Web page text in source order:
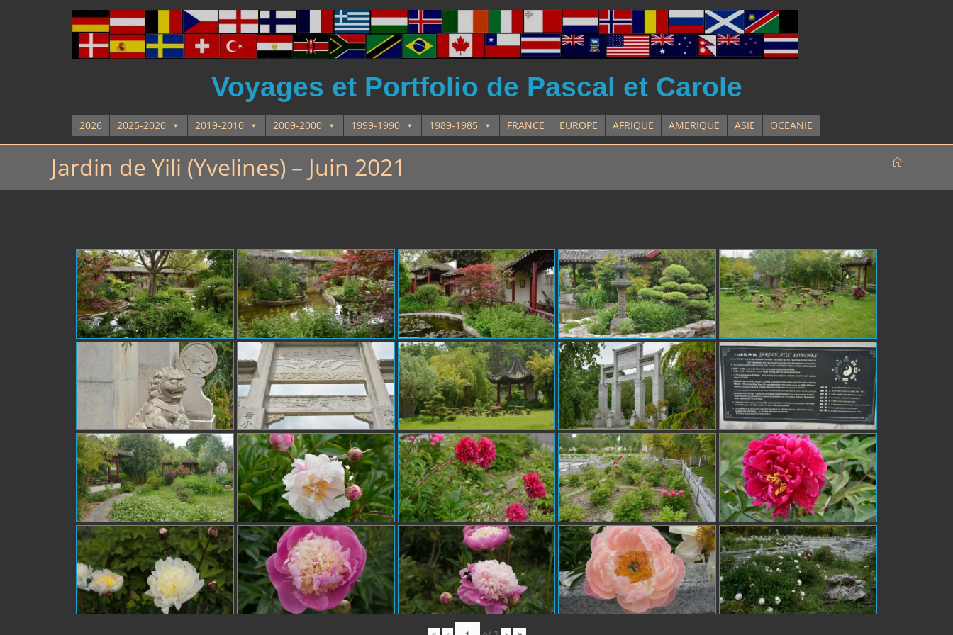
Voyages et Portfolio de Pascal et Carole
2026 2025-2020 2019-2010 2009-2000 1999-1990 1989-1985 FRANCE EUROPE AFRIQUE AMERIQUE ASIE OCEANIE
Jardin de Yili (Yvelines) – Juin 2021